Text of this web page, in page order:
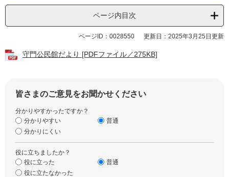
ページ内目次
ページID：0028550 更新日：2025年3月25日更新
守門公民館だより [PDFファイル／275KB]
皆さまのご意見をお聞かせください
分かりやすかったですか？
分かりやすい
普通
分かりにくい
役に立ちましたか？
役に立った
普通
役に立たなかった